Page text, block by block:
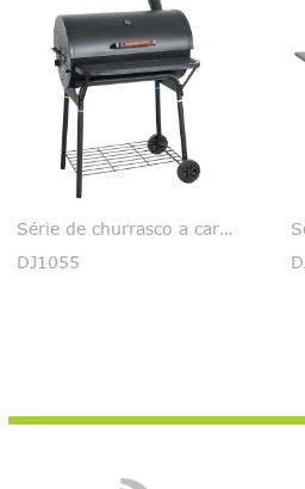
Série de churrasco a carvão
DJ1055